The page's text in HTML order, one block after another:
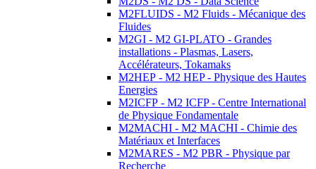
M2FLUIDS - M2 Fluids - Mécanique des
Fluides
M2GI - M2 GI-PLATO - Grandes
installations - Plasmas, Lasers,
Accélérateurs, Tokamaks
M2HEP - M2 HEP - Physique des Hautes
Energies
M2ICFP - M2 ICFP - Centre International
de Physique Fondamentale
M2MACHI - M2 MACHI - Chimie des
Matériaux et Interfaces
M2MARES - M2 PBR - Physique par
Recherche